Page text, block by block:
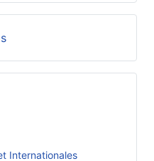
Internationales